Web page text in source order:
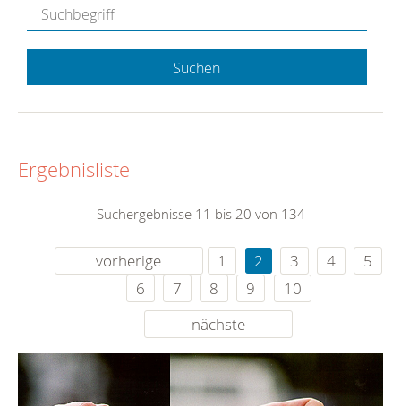
Suchen
Ergebnisliste
Suchergebnisse 11 bis 20 von 134
vorherige 1 2 3 4
5
6
7 8 9
10
nächste